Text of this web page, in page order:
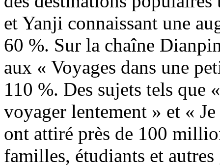
et Yanji connaissant une
60 %. Sur la chaîne
aux « Voyages dans une
110 %. Des sujets tels que
voyager lentement » et «
ont attiré près de 100
familles, étudiants et